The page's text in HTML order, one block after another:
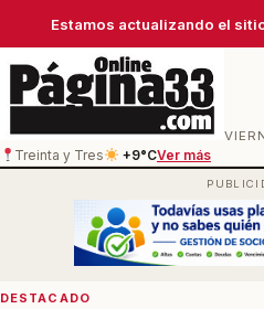
Estamos actualizando el
Treinta y Tres
+9°CVer más
DESTACADO